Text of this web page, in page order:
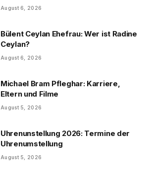
August 6, 2026
Bülent Ceylan Ehefrau: Wer ist Radine
Ceylan?
August 6, 2026
Michael Bram Pfleghar: Karriere,
Eltern und Filme
August 5, 2026
Uhrenunstellung 2026: Termine der
Uhrenumstellung
August 5, 2026